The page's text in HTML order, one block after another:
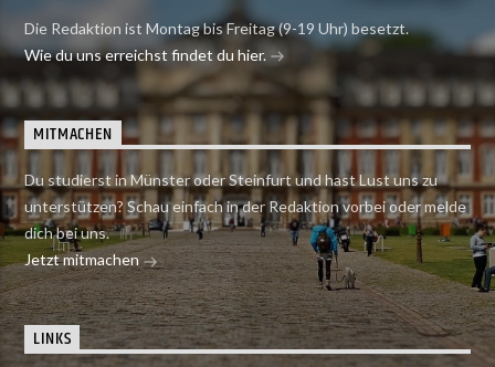
Die Redaktion ist Montag bis Freitag (9-19 Uhr) besetzt.
Wie du uns erreichst findet du hier.
MITMACHEN
Du studierst in Münster oder Steinfurt und hast Lust uns zu
unterstützen? Schau einfach in der Redaktion vorbei oder melde
dich bei uns.
Jetzt mitmachen
LINKS